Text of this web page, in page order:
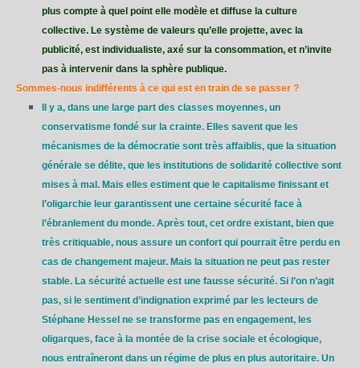
plus compte à quel point elle modèle et diffuse la culture
collective. Le système de valeurs qu’elle projette, avec la
publicité, est individualiste, axé sur la consommation, et n’invite
pas à intervenir dans la sphère publique.
Sommes-nous indifférents à ce qui est en train de se passer ?
Il y a, dans une large part des classes moyennes, un
conservatisme fondé sur la crainte. Elles savent que les
mécanismes de la démocratie sont très affaiblis, que la situation
générale se délite, que les institutions de solidarité collective sont
mises à mal. Mais elles estiment que le capitalisme finissant et
l’oligarchie leur garantissent une certaine sécurité face à
l’ébranlement du monde. Après tout, cet ordre existant, bien que
très critiquable, nous assure un confort qui pourrait être perdu en
cas de changement majeur. Mais la situation ne peut pas rester
stable. La sécurité actuelle est une fausse sécurité. Si l’on n’agit
pas, si le sentiment d’indignation exprimé par les lecteurs de
Stéphane Hessel ne se transforme pas en engagement, les
oligarques, face à la montée de la crise sociale et écologique,
nous entraîneront dans un régime de plus en plus autoritaire. Un